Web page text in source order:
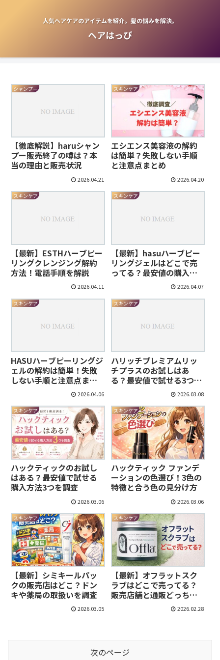
人気ヘアケアのアイテムを紹介。髪の悩みを解決。
ヘアはっぴ
シャンプー
【徹底解説】haruシャン
プー販売終了の噂は？本
当の理由と販売状況
2026.04.21
スキンケア
エシエンス美容液の解約
は簡単？失敗しない手順
と注意点まとめ
2026.04.20
スキンケア
【最新】ESTHハーブピー
リングクレンジング解約
方法！電話手順を解説
2026.04.11
スキンケア
【最新】hasuハーブピー
リングジェルはどこで売
ってる？最安値の購入方
2026.04.07
スキンケア
HASUハーブピーリングジ
ェルの解約は簡単！失敗
しない手順と注意点まと
2026.04.06
スキンケア
ハリッチプレミアムリッ
チプラスのお試しはあ
る？最安値で試せる3つの
2026.03.08
スキンケア
ハックティックのお試し
はある？最安値で試せる
購入方法3つを調査
2026.03.06
スキンケア
ハックティック ファンデ
ーションの色選び！3色の
特徴と合う色の見分け方
2026.03.06
スキンケア
【最新】シミキールパッ
クの販売店はどこ？ドン
キや薬局の取扱いを調査
2026.03.05
スキンケア
【最新】オフラットスク
ラブはどこで売ってる？
販売店舗と通販どっちが
2026.02.28
次のページ